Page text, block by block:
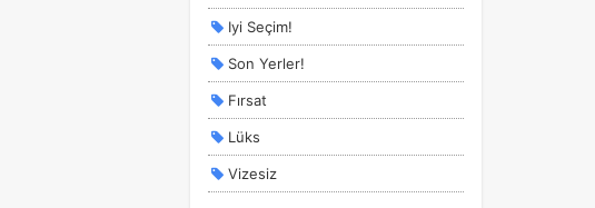
Iyi Seçim!
Son Yerler!
Fırsat
Lüks
Vizesiz